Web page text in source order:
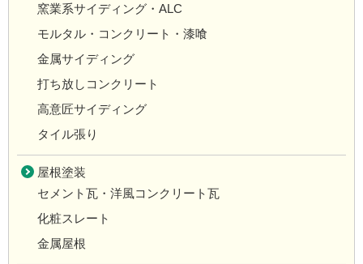
窯業系サイディング・ALC
モルタル・コンクリート・漆喰
金属サイディング
打ち放しコンクリート
高意匠サイディング
タイル張り
屋根塗装
セメント瓦・洋風コンクリート瓦
化粧スレート
金属屋根